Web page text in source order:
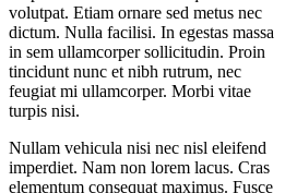
volutpat. Etiam ornare sed metus nec
dictum. Nulla facilisi. In egestas massa
in sem ullamcorper sollicitudin. Proin
tincidunt nunc et nibh rutrum, nec
feugiat mi ullamcorper. Morbi vitae
turpis nisi.
Nullam vehicula nisi nec nisl eleifend
imperdiet. Nam non lorem lacus. Cras
elementum consequat maximus. Fusce